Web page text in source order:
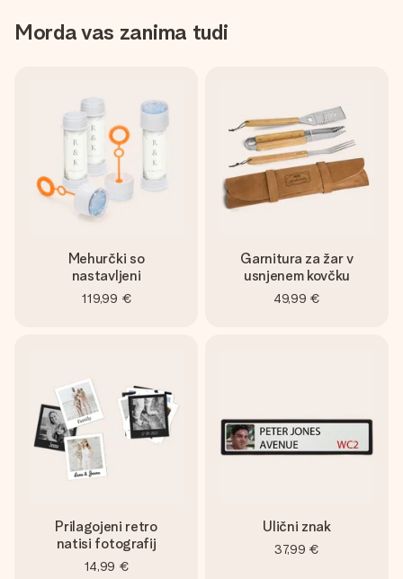
Morda vas zanima tudi
Mehurčki so
nastavljeni
119,99 €
Garnitura za žar v
usnjenem kovčku
49,99 €
Prilagojeni retro
natisi fotografij
14,99 €
Ulični znak
37,99 €